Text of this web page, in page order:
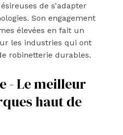
de s'adapter
Son engagement
élevées en fait un
les industries qui ont
robinetterie durables.
- Le meilleur
haut de